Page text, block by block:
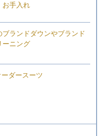
お手入れ
ランドダウンやブランド
ーニング
ダースーツ